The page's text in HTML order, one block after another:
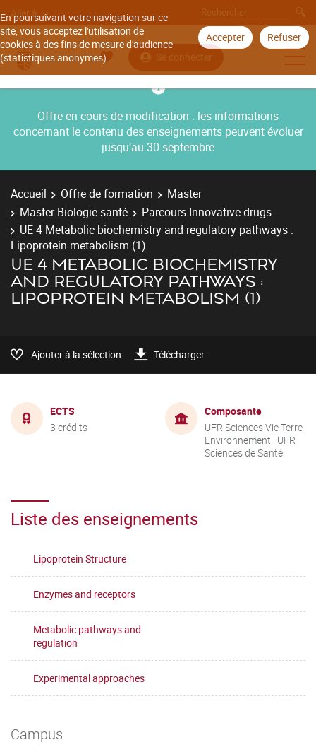
En poursuivant votre navigation sur ce
site, vous acceptez l'utilisation de
cookies à des fins de mesure d'audience
(statistiques anonymes).
Accepter Refuser
Aller à
Se connecter
Offre en cours de modification : les informations
concernant le contenu des enseignements peuvent évoluer
jusqu’au 30 septembre
Accueil Offre de formation
Master
Master Biologie-santé
Parcours Innovative drugs
UE 4 Metabolic biochemistry and regulatory pathways :
Lipoprotein metabolism (1)
UE 4 METABOLIC BIOCHEMISTRY
AND REGULATORY PATHWAYS :
LIPOPROTEIN METABOLISM (1)
Ajouter à la sélection Télécharger
ECTS
3 crédits
Composante
UFR Sciences Vie Terre
Environnement , UFR
Sciences de Santé
Liste des enseignements
Lipoprotein Structure
Enzymes and receptors
Metabolic pathways and
regulation
Experimental approaches
Campus